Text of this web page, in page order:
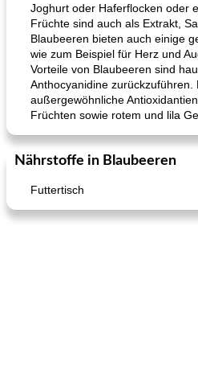
Joghurt oder Haferflocken oder
Früchte sind auch als Extrakt,
Blaubeeren bieten auch einige
wie zum Beispiel für Herz und
Vorteile von Blaubeeren sind
Anthocyanidine zurückzuführen.
außergewöhnliche
Früchten sowie rotem und lila
Nährstoffe in Blaubeeren
Futtertisch